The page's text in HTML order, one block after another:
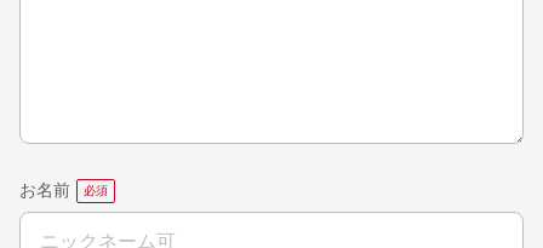
お名前